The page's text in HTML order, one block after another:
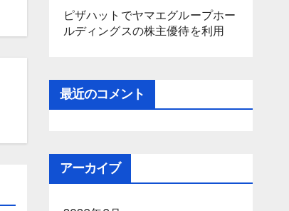
ピザハットでヤマエグループホー
ルディングスの株主優待を利用
最近のコメント
アーカイブ